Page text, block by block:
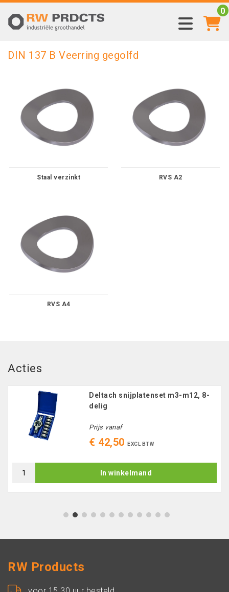
0
DIN 137 B Veerring gegolfd
Staal verzinkt RVS A2
RVS A4
Acties
Deltach snijplatenset m3-m12, 8-
delig
Prijs vanaf
€ 42,50 EXCL BTW
In winkelmand
1 2 3 4 5 6 7 8 9 10 11 12
RW Products